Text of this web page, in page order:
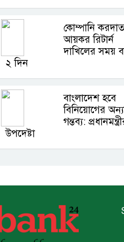
কোম্পানি
আয়কর রিটার্ন
দাখিলের সময়
২ দিন
বাংলাদেশ হবে
বিনিয়োগের
গন্তব্য:
উপদেষ্টা